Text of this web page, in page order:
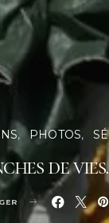
PHOTOS
de